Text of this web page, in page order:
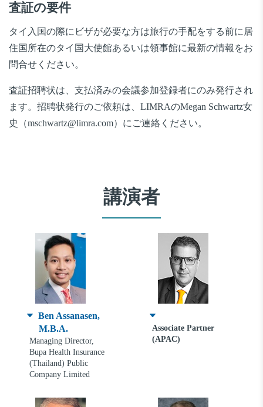
査証の要件
タイ入国の際にビザが必要な方は旅行の手配をする前に居
住国所在のタイ国大使館あるいは領事館に最新の情報をお
問合せください。
査証招聘状は、支払済みの会議参加登録者にのみ発行され
ます。招聘状発行のご依頼は、LIMRAのMegan Schwartz女
史（mschwartz@limra.com）にご連絡ください。
講演者
Ben Assanasen,
M.B.A.
Managing Director,
Bupa Health Insurance
(Thailand) Public
Company Limited
Associate Partner
(APAC)